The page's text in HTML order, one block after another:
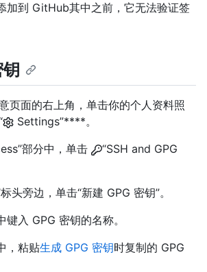
加到 GitHub其中之前，它无法验证签
页面的右上角，单击你的个人资料照
Settings”****。
部分中，单击
“SSH and GPG
头旁边，单击“新建 GPG 密钥”。
键入 GPG 密钥的名称。
，粘贴生成 GPG 密钥时复制的 GPG